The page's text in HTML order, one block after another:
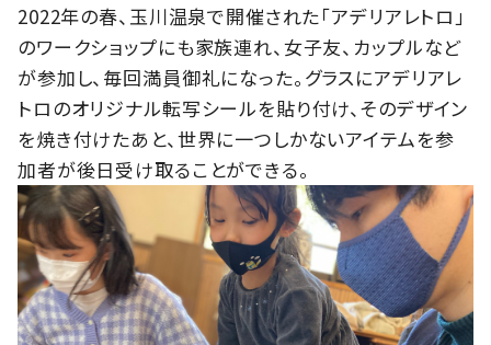
2022年の春、玉川温泉で開催された「アデリアレトロ」
のワークショップにも家族連れ、女子友、カップルなど
が参加し、毎回満員御礼になった。グラスにアデリアレ
トロのオリジナル転写シールを貼り付け、そのデザイン
を焼き付けたあと、世界に一つしかないアイテムを参
加者が後日受け取ることができる。